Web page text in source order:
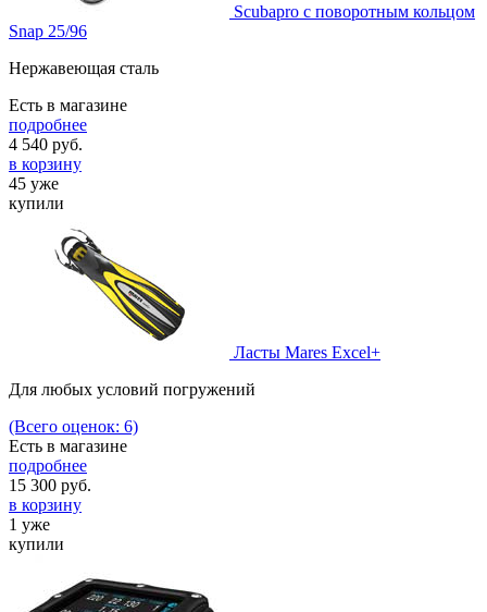
Scubapro с поворотным кольцом
Snap 25/96
Нержавеющая сталь
Есть в магазине
подробнее
4 540 руб.
в корзину
45 уже
купили
Ласты Mares Excel+
Для любых условий погружений
(Всего оценок: 6)
Есть в магазине
подробнее
15 300 руб.
в корзину
1 уже
купили